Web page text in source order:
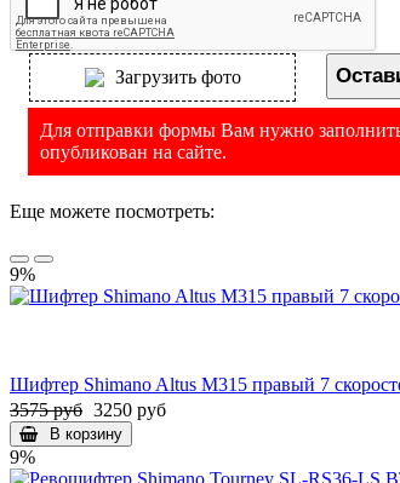
Загрузить фото
Для отправки формы Вам нужно
опубликован на сайте.
Еще можете посмотреть:
9%
Шифтер Shimano Altus M315 правый 7
3575 руб 3250 руб
В корзину
9%